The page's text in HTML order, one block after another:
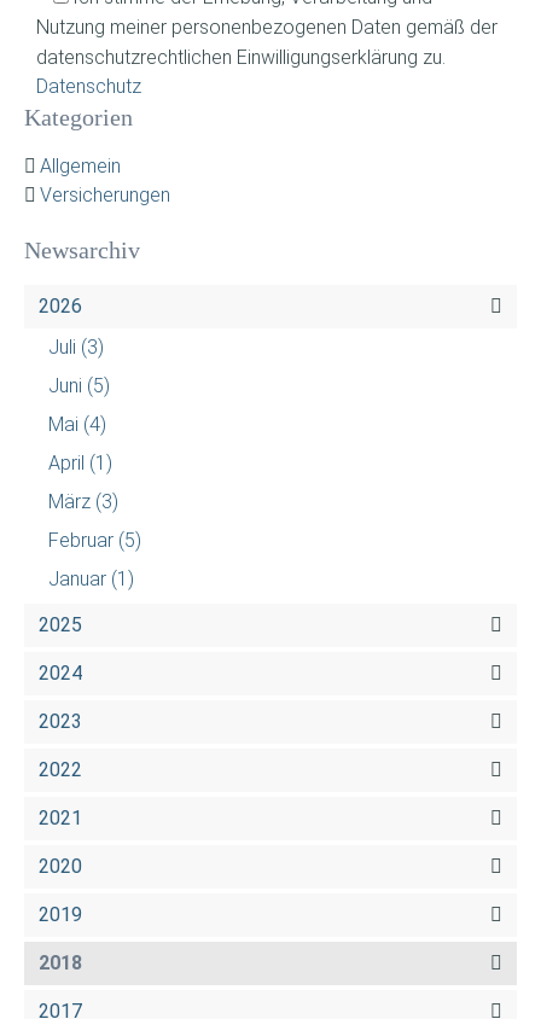
Nutzung meiner personenbezogenen Daten gemäß der
datenschutzrechtlichen Einwilligungserklärung zu.
Datenschutz
Kategorien
Allgemein
Versicherungen
Newsarchiv
2026
Juli (3)
Juni (5)
Mai (4)
April (1)
März (3)
Februar (5)
Januar (1)
2025
2024
2023
2022
2021
2020
2019
2018
2017